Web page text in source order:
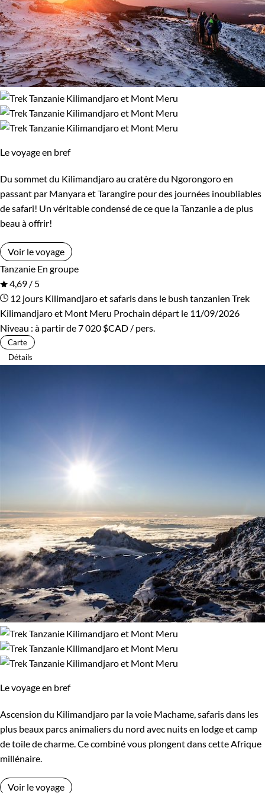
Le voyage en bref
Du sommet du Kilimandjaro au cratère du Ngorongoro en
passant par Manyara et Tarangire pour des journées inoubliables
de safari! Un véritable condensé de ce que la Tanzanie a de plus
beau à offrir!
Voir le voyage
Tanzanie En groupe
4,69 / 5
12 jours Kilimandjaro et safaris dans le bush tanzanien Trek
Kilimandjaro et Mont Meru Prochain départ le 11/09/2026
Niveau : à partir de7 020 $CAD / pers.
Carte
Détails
Le voyage en bref
Ascension du Kilimandjaro par la voie Machame, safaris dans les
plus beaux parcs animaliers du nord avec nuits en lodge et camp
de toile de charme. Ce combiné vous plongent dans cette Afrique
millénaire.
Voir le voyage